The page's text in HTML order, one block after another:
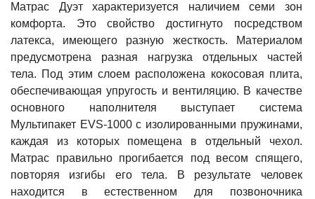
Матрас Дуэт характеризуется наличием семи зон
комфорта. Это свойство достигнуто посредством
латекса, имеющего разную жесткость. Материалом
предусмотрена разная нагрузка отдельных частей
тела. Под этим слоем расположена кокосовая плита,
обеспечивающая упругость и вентиляцию. В качестве
основного наполнителя выступает система
Мультипакет EVS-1000 с изолированными пружинами,
каждая из которых помещена в отдельный чехол.
Матрас правильно прогибается под весом спящего,
повторяя изгибы его тела. В результате человек
находится в естественном для позвоночника